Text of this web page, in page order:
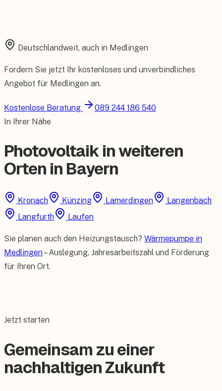
Deutschlandweit, auch in Medlingen
Fordern Sie jetzt Ihr kostenloses und unverbindliches
Angebot für Medlingen an.
Kostenlose Beratung
089 244 186 540
In Ihrer Nähe
Photovoltaik in weiteren
Orten in Bayern
Kronach Künzing Lamerdingen
Langenbach
Langfurth
Laufen
Sie planen auch den Heizungstausch? Wärmepumpe in
Medlingen – Auslegung, Jahresarbeitszahl und Förderung
für Ihren Ort.
Jetzt starten
Gemeinsam zu einer
nachhaltigen Zukunft